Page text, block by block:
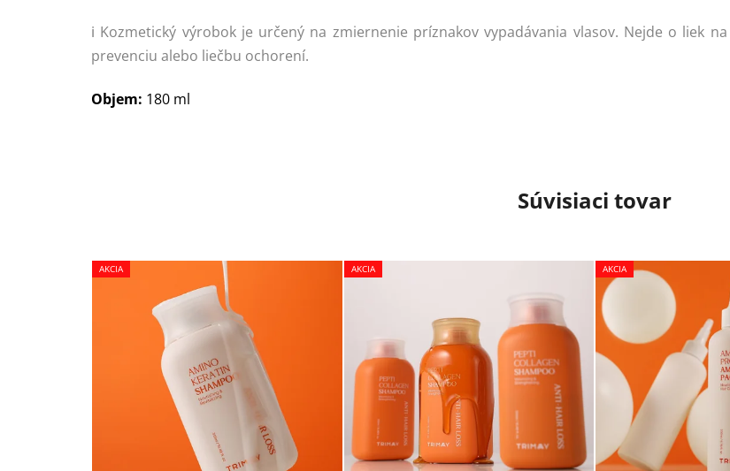
ℹ Kozmetický výrobok je určený na zmiernenie príznakov vypadávania vlasov. Nejde o liek na
prevenciu alebo liečbu ochorení.
Objem: 180 ml
Súvisiaci tovar
AKCIA AKCIA AKCIA